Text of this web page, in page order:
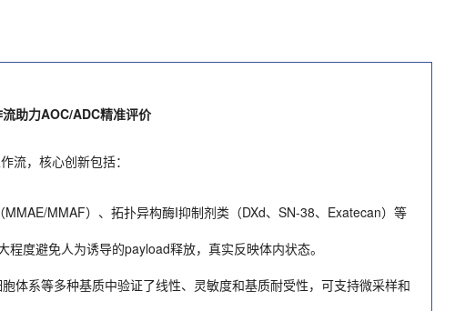
助力AOC/ADC精准评价
流，核心创新包括：
MMAE/MMAF）、拓扑异构酶I抑制剂类（DXd、SN-38、Exatecan）等
度避免人为诱导的payload释放，真实反映体内状态。
体系等多种基质中验证了线性、灵敏度和基质耐受性，可支持微采样和